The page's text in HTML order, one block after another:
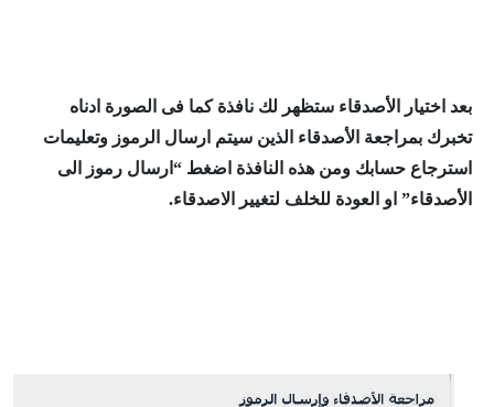
بعد اختيار الأصدقاء ستظهر لك نافذة كما فى الصورة ادناه
تخبرك بمراجعة الأصدقاء الذين سيتم ارسال الرموز وتعليمات
استرجاع حسابك ومن هذه النافذة اضغط “ارسال رموز الى
الأصدقاء” او العودة للخلف لتغيير الاصدقاء.